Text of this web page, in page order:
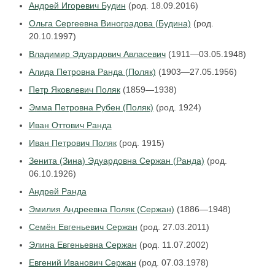
Андрей Игоревич Будин (род. 18.09.2016)
Ольга Сергеевна Виноградова (Будина) (род.
20.10.1997)
Владимир Эдуардович Авласевич(1911—03.05.1948)
Алида Петровна Ранда (Поляк) (1903—27.05.1956)
Петр Яковлевич Поляк(1859—1938)
Эмма Петровна Рубен (Поляк) (род. 1924)
Иван Оттович Ранда
Иван Петрович Поляк(род. 1915)
Зенита (Зина) Эдуардовна Сержан (Ранда) (род.
06.10.1926)
Андрей Ранда
Эмилия Андреевна Поляк (Сержан) (1886—1948)
Семён Евгеньевич Сержан (род. 27.03.2011)
Элина Евгеньевна Сержан (род. 11.07.2002)
Евгений Иванович Сержан (род. 07.03.1978)